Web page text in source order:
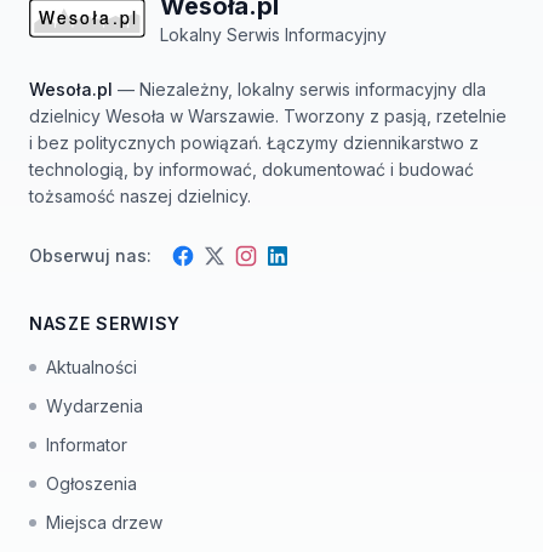
Wesoła.pl
Lokalny Serwis Informacyjny
Wesoła.pl — Niezależny, lokalny serwis informacyjny dla
dzielnicy Wesoła w Warszawie. Tworzony z pasją, rzetelnie
i bez politycznych powiązań. Łączymy dziennikarstwo z
technologią, by informować, dokumentować i budować
tożsamość naszej dzielnicy.
Obserwuj nas: Facebook
TwitterInstagram
LinkedIn
NASZE SERWISY
Aktualności
Wydarzenia
Informator
Ogłoszenia
Miejsca drzew